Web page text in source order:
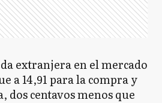
extranjera en el mercado
a 14,91 para la compra y
dos centavos menos que